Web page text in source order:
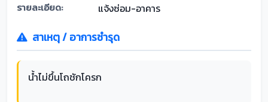
รายละเอียด: แจ้งซ่อม-อาคาร
สาเหตุ / อาการชำรุด
น้ำไม่ขึ้นโถชักโครก